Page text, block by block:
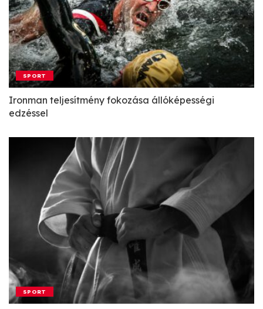
SPORT
Ironman teljesítmény fokozása állóképességi
edzéssel
SPORT